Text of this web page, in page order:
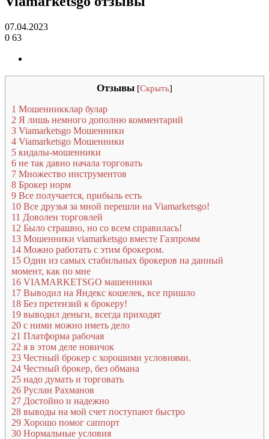
07.04.2023
0 63
Отзывы [Скрыть]
1 Мошенникклар булар
2 Я лишь немного дополню комментарий
3 Viamarketsgo Мошенники
4 Viamarketsgo Мошенники
5 кидалы-мошенники
6 не так давно начала торговать
7 Множество инструментов
8 Брокер норм
9 Все получается, прибыль есть
10 Все друзья за мной перешли на Viamarketsgo!
11 Доволен торговлей
12 Было страшно, но со всем справилась!
13 Мошенники viamarketsgo вместе Газпромм
14 Можно работать с этим брокером.
15 Один из самых стабильных брокеров на данный
момент, как по мне
16 VIAMARKETSGO машенники
17 Выводил на Яндекс кошелек, все пришло
18 Без претензий к брокеру!
19 выводил деньги, всегда приходят
20 с ними можно иметь дело
21 Платформа рабочая
22 я в этом деле новичок
23 Честный брокер с хорошими условиями.
24 Честный брокер, без обмана
25 надо думать и торговать
26 Руслан Рахманов
27 Достойно и надежно
28 выводы на мой счет поступают быстро
29 Хорошо помог саппорт
30 Нормальные условия